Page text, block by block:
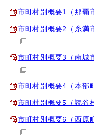
市町村別概要1（那覇
市町村別概要2（糸満
市町村別概要3（南城
市町村別概要4（本部
市町村別概要5（読谷
市町村別概要6（西原